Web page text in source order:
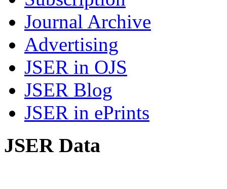
Journal Archive
Advertising
JSER in OJS
JSER Blog
JSER in ePrints
JSER Data